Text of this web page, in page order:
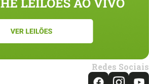
Redes Sociais